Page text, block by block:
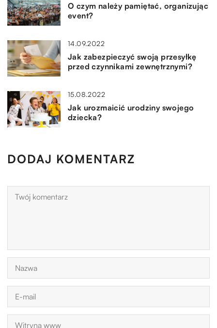
O czym należy pamiętać, organizując
event?
14.09.2022
Jak zabezpieczyć swoją przesyłkę
przed czynnikami zewnętrznymi?
15.08.2022
Jak urozmaicić urodziny swojego
dziecka?
DODAJ KOMENTARZ